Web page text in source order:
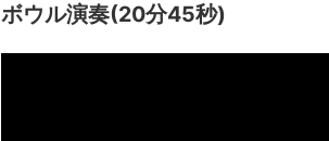
ボウル演奏(20分45秒)